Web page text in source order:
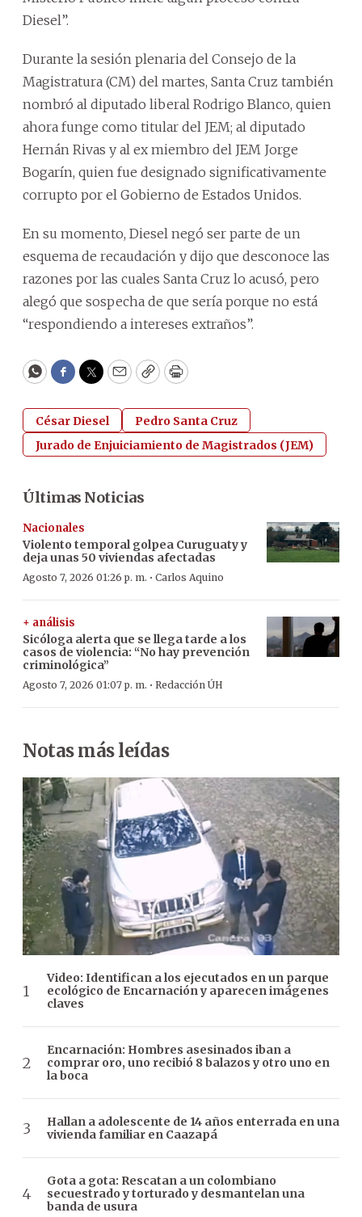
Diesel”.
Durante la sesión plenaria del Consejo de la
Magistratura (CM) del martes, Santa Cruz también
nombró al diputado liberal Rodrigo Blanco, quien
ahora funge como titular del JEM; al diputado
Hernán Rivas y al ex miembro del JEM Jorge
Bogarín, quien fue designado significativamente
corrupto por el Gobierno de Estados Unidos.
En su momento, Diesel negó ser parte de un
esquema de recaudación y dijo que desconoce las
razones por las cuales Santa Cruz lo acusó, pero
alegó que sospecha de que sería porque no está
“respondiendo a intereses extraños”.
WhatsApp
Facebook
Twitter
EmailCopyPrint
César Diesel
Pedro Santa Cruz
Jurado de Enjuiciamiento de Magistrados (JEM)
Últimas Noticias
Nacionales
Violento temporal golpea Curuguaty y
deja unas 50 viviendas afectadas
Agosto 7, 2026 01:26 p. m. · Carlos Aquino
+ análisis
Sicóloga alerta que se llega tarde a los
casos de violencia: “No hay prevención
criminológica”
Agosto 7, 2026 01:07 p. m. · Redacción ÚH
Notas más leídas
Video: Identifican a los ejecutados en un parque
ecológico de Encarnación y aparecen imágenes
claves
Encarnación: Hombres asesinados iban a
comprar oro, uno recibió 8 balazos y otro uno en
la boca
Hallan a adolescente de 14 años enterrada en una
vivienda familiar en Caazapá
Gota a gota: Rescatan a un colombiano
secuestrado y torturado y desmantelan una
banda de usura